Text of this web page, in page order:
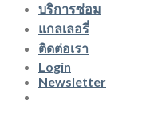
บริการซ่อม
แกลเลอรี่
ติดต่อเรา
Login
Newsletter